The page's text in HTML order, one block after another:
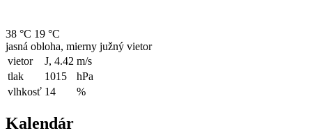
38 °C 19 °C
jasná obloha, mierny južný vietor
vietor
J, 4.42 m/s
tlak
1015
hPa
vlhkosť 14 %
Kalendár